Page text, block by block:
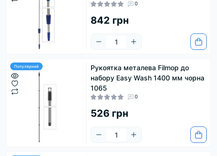
0
842 грн
Популярний
Рукоятка металева Filmop до
набору Easy Wash 1400 мм чорна
1065
0
526 грн